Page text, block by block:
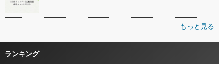
もっと見る
ランキング